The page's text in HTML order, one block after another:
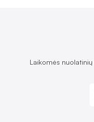
Laikomės